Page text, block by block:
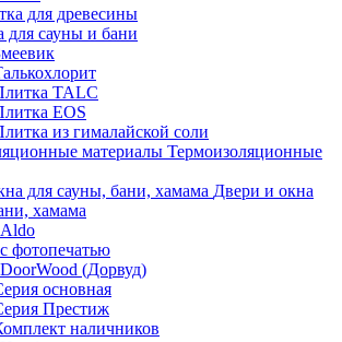
для древесины
для сауны и бани
TALC
EOS
из гималайской соли
Термоизоляционные
Двери и окна
хамама
фотопечатью
(Дорвуд)
основная
Престиж
наличников